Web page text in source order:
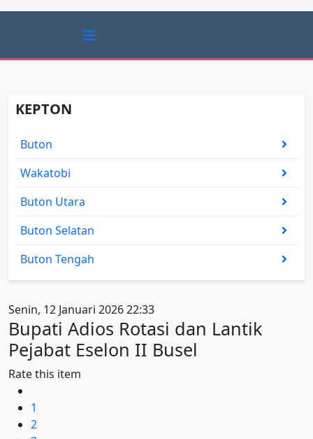
KEPTON
Buton
Wakatobi
Buton Utara
Buton Selatan
Buton Tengah
Senin, 12 Januari 2026 22:33
Bupati Adios Rotasi dan Lantik
Pejabat Eselon II Busel
Rate this item
1
2